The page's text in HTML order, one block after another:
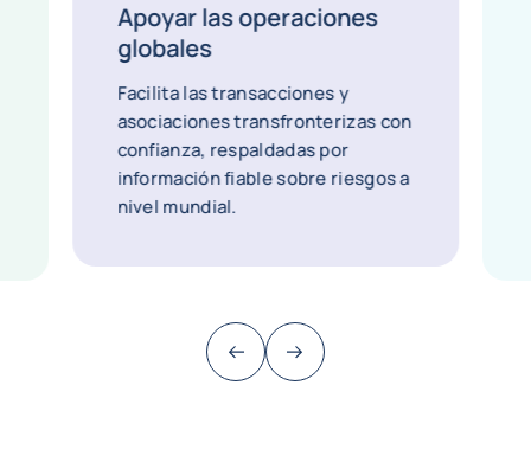
Apoyar las operaciones
globales
Facilita las transacciones y
asociaciones transfronterizas con
confianza, respaldadas por
información fiable sobre riesgos a
nivel mundial.
Anterior (ir al final)
Siguiente